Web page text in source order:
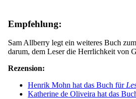
Empfehlung:
Sam Allberry legt ein weiteres Buch
darum, dem Leser die Herrlichkeit von
Rezension:
Henrik Mohn hat das Buch für
Katherine de Oliveira hat das